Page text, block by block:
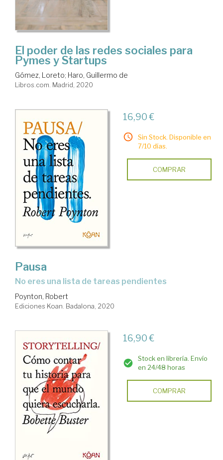
El poder de las redes sociales para
Pymes y Startups
Gómez, Loreto; Haro, Guillermo de
Libros.com. Madrid, 2020
16,90 €
Sin Stock. Disponible en
7/10 días.
COMPRAR
Pausa
no eres una lista de tareas pendientes
Poynton, Robert
Ediciones Koan. Badalona, 2020
16,90 €
Stock en librería. Envío
en 24/48 horas
COMPRAR